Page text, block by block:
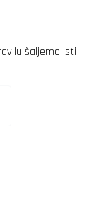
šaljemo isti